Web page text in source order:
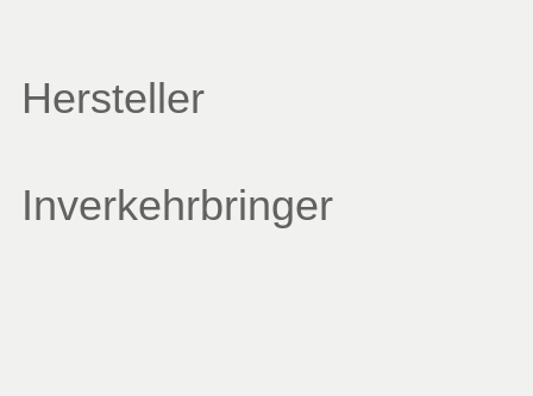
Hersteller
Inverkehrbringer